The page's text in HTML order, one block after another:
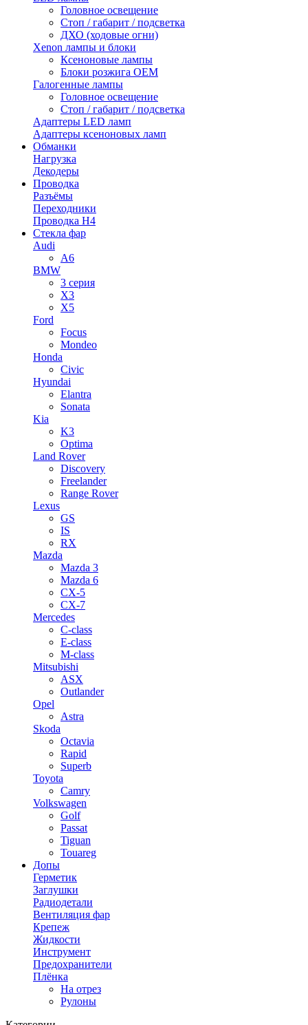
Головное освещение
Стоп / габарит / подсветка
ДХО (ходовые огни)
Xenon лампы и блоки
Ксеноновые лампы
Блоки розжига OEM
Галогенные лампы
Головное освещение
Стоп / габарит / подсветка
Адаптеры LED ламп
Адаптеры ксеноновых ламп
Обманки
Нагрузка
Декодеры
Проводка
Разъёмы
Переходники
Проводка H4
Стекла фар
Audi
A6
BMW
3 серия
X3
X5
Ford
Focus
Mondeo
Honda
Civic
Hyundai
Elantra
Sonata
Kia
K3
Optima
Land Rover
Discovery
Freelander
Range Rover
Lexus
GS
IS
RX
Mazda
Mazda 3
Mazda 6
CX-5
CX-7
Mercedes
C-class
E-class
M-class
Mitsubishi
ASX
Outlander
Opel
Astra
Skoda
Octavia
Rapid
Superb
Toyota
Camry
Volkswagen
Golf
Passat
Tiguan
Touareg
Допы
Герметик
Заглушки
Радиодетали
Вентиляция фар
Крепеж
Жидкости
Инструмент
Предохранители
Плёнка
На отрез
Рулоны